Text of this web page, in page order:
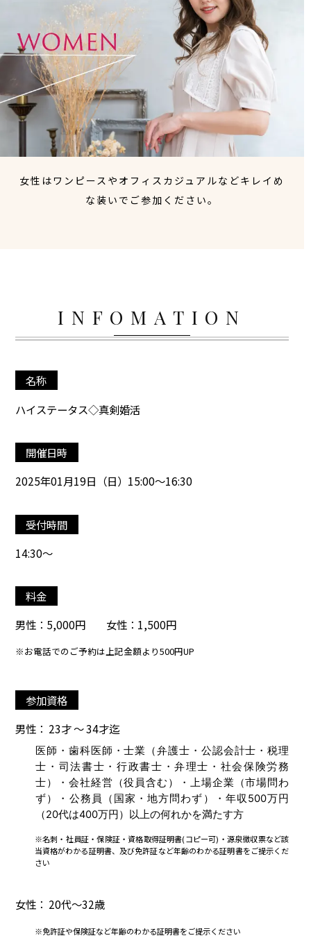
女性はワンピースやオフィスカジュアルなどキレイめ
な装いでご参加ください。
INFOMATION
名称
ハイステータス◇真剣婚活
開催日時
2025年01月19日（日）15:00～16:30
受付時間
14:30～
料金
男性：5,000円 女性：1,500円
※お電話でのご予約は上記金額より500円UP
参加資格
男性： 23才 ～ 34才迄
医師・歯科医師・士業（弁護士・公認会計士・税理
士・司法書士・行政書士・弁理士・社会保険労務
士）・会社経営（役員含む）・上場企業（市場問わ
ず）・公務員（国家・地方問わず）・年収500万円
（20代は400万円）以上の何れかを満たす方
※名刺・社員証・保険証・資格取得証明書(コピー可)・源泉徴収票など該
当資格がわかる証明書、及び免許証など年齢のわかる証明書をご提示くだ
さい
女性： 20代～32歳
※免許証や保険証など年齢のわかる証明書をご提示ください